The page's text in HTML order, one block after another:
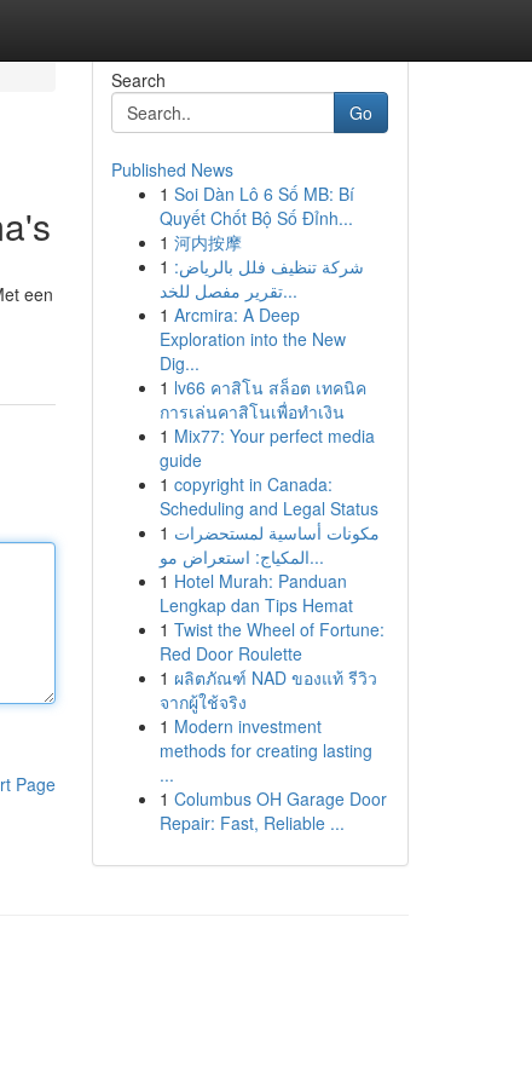
een
Page
Search
Go
Published News
1 Soi Dàn Lô 6 Số MB: Bí
Quyết Chốt Bộ Số Đỉnh...
1 河内按摩
1 شركة تنظيف فلل بالرياض:
تقرير مفصل للخد...
1 Arcmira: A Deep
Exploration into the New
Dig...
1 lv66 คาสิโน สล็อต เทคนิค
การเล่นคาสิโนเพื่อทำเงิน
1 Mix77: Your perfect media
guide
1 copyright in Canada:
Scheduling and Legal Status
1 مكونات أساسية لمستحضرات
المكياج: استعراض مو...
1 Hotel Murah: Panduan
Lengkap dan Tips Hemat
1 Twist the Wheel of Fortune:
Red Door Roulette
1 ผลิตภัณฑ์ NAD ของแท้ รีวิว
จากผู้ใช้จริง
1 Modern investment
methods for creating lasting
...
1 Columbus OH Garage Door
Repair: Fast, Reliable ...